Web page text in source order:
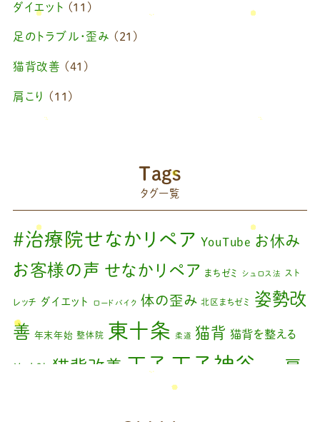
ダイエット (11)
足のトラブル・歪み (21)
猫背改善 (41)
肩こり (11)
Tags
タグ一覧
#治療院せなかリペア YouTube お休み
お客様の声 せなかリペア まちゼミ シュロス法 スト
レッチ ダイエット ロードバイク 体の歪み 北区まちゼミ
姿勢改
善 年末年始 整体院 東十条 柔道 猫背 猫背を整える
猫背改善 王子 王子神谷
肩